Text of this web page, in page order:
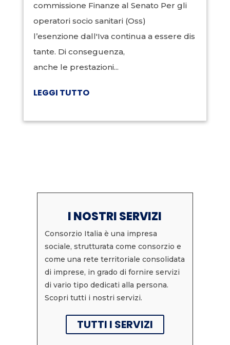
commissione Finanze al Senato Per gli
operatori socio sanitari (Oss)
l’esenzione dall'Iva continua a essere dis
tante. Di conseguenza,
anche le prestazioni...
LEGGI TUTTO
I NOSTRI SERVIZI
Consorzio Italia è una impresa
sociale, strutturata come consorzio e
come una rete territoriale consolidata
di imprese, in grado di fornire servizi
di vario tipo dedicati alla persona.
Scopri tutti i nostri servizi.
TUTTI I SERVIZI